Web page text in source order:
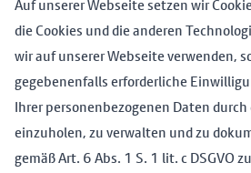
Auf unserer Webseite setzen wir
die Cookies und die anderen
wir auf unserer Webseite verwenden,
gegebenenfalls erforderliche
Ihrer personenbezogenen Daten
einzuholen, zu verwalten und zu
gemäß Art. 6 Abs. 1 S. 1 lit. c DSGVO